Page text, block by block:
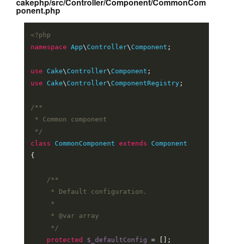
ponent.php
<?php
namespace
App\ Controller\ Component ;
use Cake\ Controller\ Component
use
Cake\ Controller\ ComponentRegistry ;
/**
* Common component
*/
class
CommonComponent extends
Component
{
/**
     * Default configuration.
     *
     *
@var array
     */
protected
$_defaultConfig = [];